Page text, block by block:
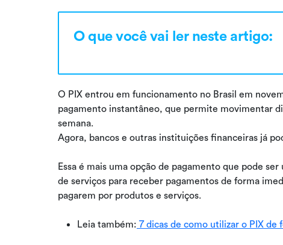
O que você vai ler neste artigo:
O PIX entrou em funcionamento no Brasil em
pagamento instantâneo, que permite movimentar
semana.
Agora, bancos e outras instituições financeiras já
Essa é mais uma opção de pagamento que pode
de serviços para receber pagamentos de forma
pagarem por produtos e serviços.
Leia também: 7 dicas de como utilizar o PIX de